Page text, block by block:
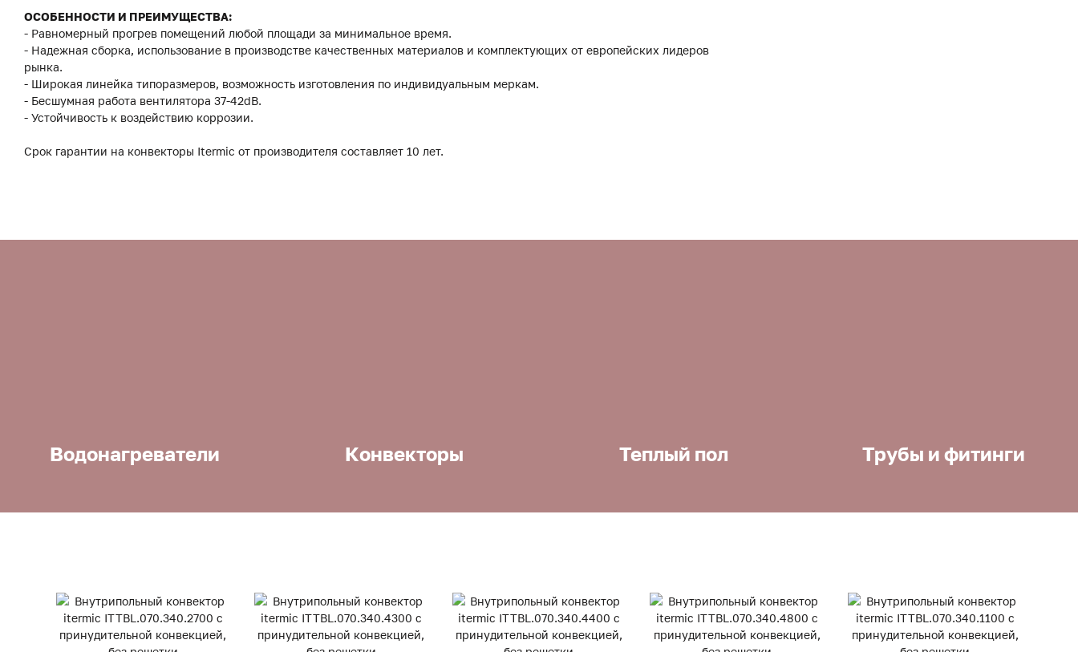
ОСОБЕННОСТИ И ПРЕИМУЩЕСТВА:
- Равномерный прогрев помещений любой площади за минимальное время.
- Надежная сборка, использование в производстве качественных материалов и комплектующих от европейских лидеров
рынка.
- Широкая линейка типоразмеров, возможность изготовления по индивидуальным меркам.
- Бесшумная работа вентилятора 37-42dB.
- Устойчивость к воздействию коррозии.
Срок гарантии на конвекторы Itermic от производителя составляет 10 лет.
Водонагреватели Конвекторы Теплый пол Трубы и фитинги